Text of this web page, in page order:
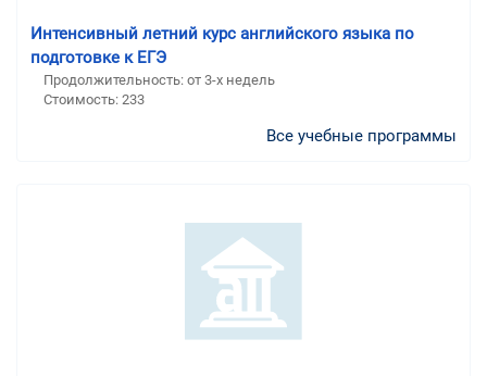
Интенсивный летний курс английского языка по
подготовке к ЕГЭ
Продолжительность: от 3-х недель
Стоимость: 233
Все учебные программы